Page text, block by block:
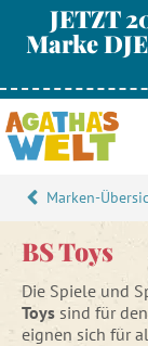
JETZT
Marke
Marken-
BS Toys
Die Spiele und
Toys sind für den
eignen sich für